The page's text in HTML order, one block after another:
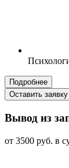
Подробнее
Оставить заявку
Вывод из
от 3500 руб. в